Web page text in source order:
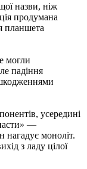
назви, ніж
продумана
планшета
могли
падіння
усередині
—
нагадує моноліт.
з ладу цілої